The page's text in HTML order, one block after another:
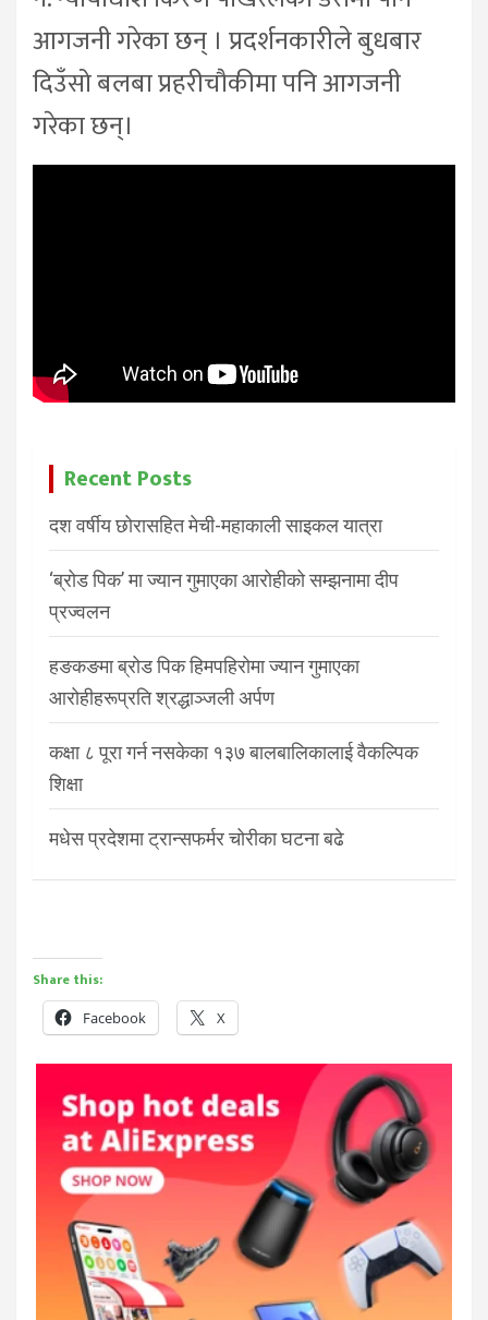
आगजनी गरेका छन् । प्रदर्शनकारीले बुधबार
दिउँसो बलबा प्रहरीचौकीमा पनि आगजनी
गरेका छन्।
Recent Posts
दश वर्षीय छोरासहित मेची-महाकाली साइकल यात्रा
‘ब्रोड पिक’ मा ज्यान गुमाएका आरोहीको सम्झनामा दीप
प्रज्वलन
हङकङमा ब्रोड पिक हिमपहिरोमा ज्यान गुमाएका
आरोहीहरूप्रति श्रद्धाञ्जली अर्पण
कक्षा ८ पूरा गर्न नसकेका १३७ बालबालिकालाई वैकल्पिक
शिक्षा
मधेस प्रदेशमा ट्रान्सफर्मर चोरीका घटना बढे
Share this:
Facebook X